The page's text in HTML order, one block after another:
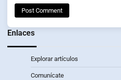
Enlaces
Explorar artículos
Comunícate